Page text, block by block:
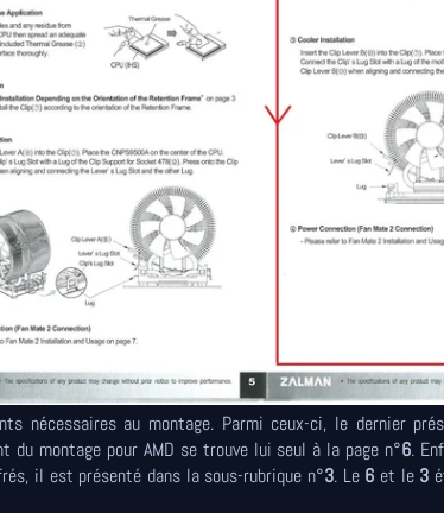
nécessaires au montage. Parmi ceux-ci, le dernier
du montage pour AMD se trouve lui seul à la page n°6.
il est présenté dans la sous-rubrique n°3. Le 6 et le 3